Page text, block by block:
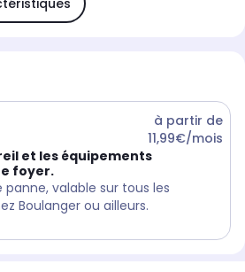
à partir de
11,99€/mois
et les équipements
foyer.
valable sur tous les
Boulanger ou ailleurs.